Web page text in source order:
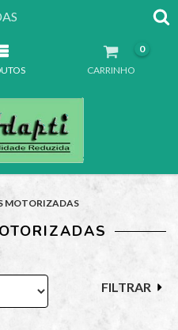
CARRINHO
0
MOTORIZADAS
FILTRAR